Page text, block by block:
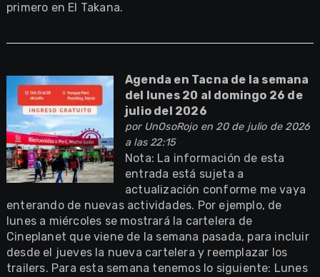
primero en El Takana.
Agenda en Tacna de la semana
del lunes 20 al domingo 26 de
julio del 2026
por UnOsoRojoen 20 de julio de 2026
a las 22:15
Nota: La información de esta
entrada está sujeta a
actualización conforme me vaya
enterando de nuevas actividades. Por ejemplo, de
lunes a miércoles se mostrará la cartelera de
Cineplanet que viene de la semana pasada, para incluir
desde el jueves la nueva cartelera y reemplazar los
trailers. Para esta semana tenemos lo siguiente: Lunes